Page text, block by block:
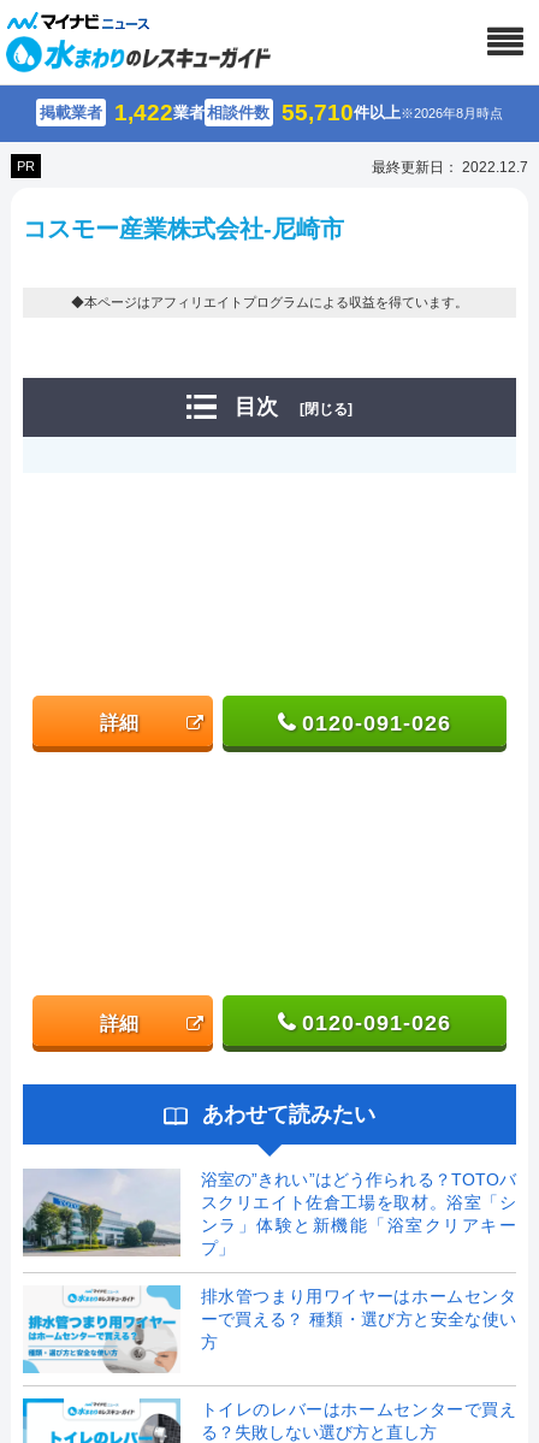
掲載業者 1,422業者相談件数 55,710件以上※2026年8月時点
PR 最終更新日： 2022.12.7
コスモー産業株式会社-尼崎市
◆本ページはアフィリエイトプログラムによる収益を得ています。
目次 [閉じる]
詳細 0120-091-026
詳細 0120-091-026
あわせて読みたい
浴室の”きれい”はどう作られる？TOTOバ
スクリエイト佐倉工場を取材。浴室「シ
ンラ」体験と新機能「浴室クリアキー
プ」
排水管つまり用ワイヤーはホームセンタ
ーで買える？ 種類・選び方と安全な使い
方
トイレのレバーはホームセンターで買え
る？失敗しない選び方と直し方